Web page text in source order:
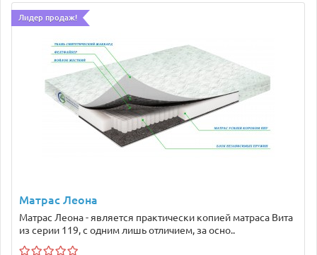
Лидер продаж!
Матрас Леона
Матрас Леона - является практически копией матраса Вита
из серии 119, с одним лишь отличием, за осно..